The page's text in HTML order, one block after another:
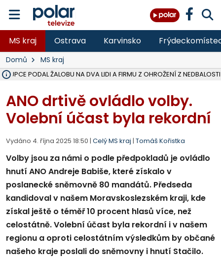
MS kraj Ostrava Karvinsko
Domů MS kraj
PODAL ŽALOBU NA DVA LIDI A FIRMU Z OHROŽENÍ Z NEDBALOSTI
NA SLEZSKÉ HARTĚ PŘIBYLO SINIC, VODA MÁ HORŠÍ KVALITU,
ANO drtivě ovládlo volby.
Volební účast byla rekordní
Vydáno 4. října 2025 18:50 | Celý MS kraj | Tomáš Kořistka
Volby jsou za námi o podle předpokladů je ovládlo
hnutí ANO Andreje Babiše, které získalo v
poslanecké sněmovně 80 mandátů. Předseda
kandidoval v našem Moravskoslezském kraji, kde
získal ještě o téměř 10 procent hlasů více, než
celostátně. Volební účast byla rekordní i v našem
regionu a oproti celostátním výsledkům by občané
našeho kraje poslali do sněmovny i hnutí Stačilo.